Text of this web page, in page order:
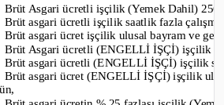
Brüt Asgari ücretli işçilik (Yemek Dahil)
Brüt asgari ücretli işçilik saatlik fazla çalışma
Brüt asgari ücret işçilik ulusal bayram ve
Brüt Asgari ücretli (ENGELLİ İŞÇİ) işçilik
Brüt asgari ücretli (ENGELLİ İŞÇİ) işçilik
Brüt asgari ücret (ENGELLİ İŞÇİ) işçilik